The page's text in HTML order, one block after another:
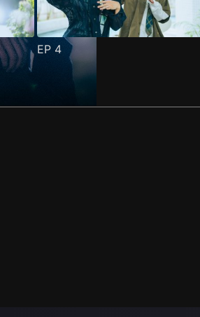
EP 4